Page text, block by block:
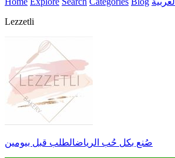
Lezzetli
صُنع بكل حُب الرياضالطلب قبل بيومين